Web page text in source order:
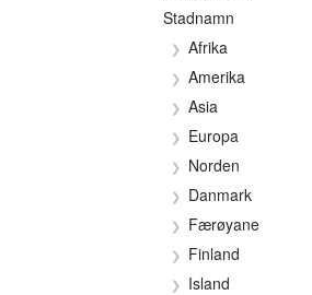
Stadnamn
Afrika
Amerika
Asia
Europa
Norden
Danmark
Færøyane
Finland
Island